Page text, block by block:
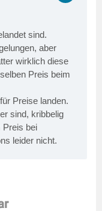
sind.
aber
wirklich diese
Preis beim
Preise landen.
sind, kribbelig
Preis bei
leider nicht.